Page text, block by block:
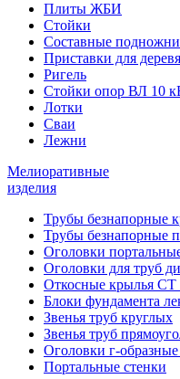
Плиты ЖБИ
Стойки
Составные
Приставки для
Ригель
Стойки опор ВЛ 10
Лотки
Сваи
Лежни
Мелиоративные
изделия
Трубы безнапорные
Трубы безнапорные
Оголовки
Оголовки для труб
Откосные крылья СТ
Блоки фундамента
Звенья труб круглых
Звенья труб
Оголовки г-
Портальные стенки